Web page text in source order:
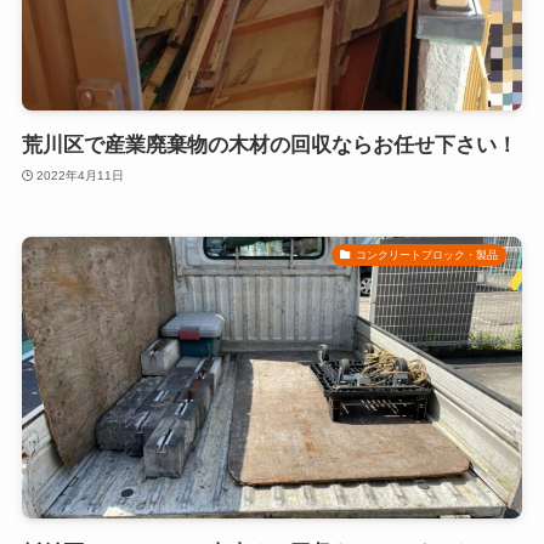
荒川区で産業廃棄物の木材の回収ならお任せ下さい！
2022年4月11日
コンクリートブロック・製品